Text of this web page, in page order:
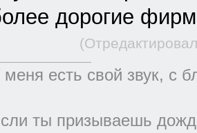
дорогие
меня есть свой звук, с
ты призываешь